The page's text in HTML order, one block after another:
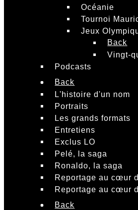
Océanie
Tournoi
Jeux
Back
Vingt-
Podcasts
Back
L'histoire d'un nom
Portraits
Les grands formats
Entretiens
Exclus LO
Pelé, la saga
Ronaldo, la saga
Reportage au cœur
Reportage au cœur
Back